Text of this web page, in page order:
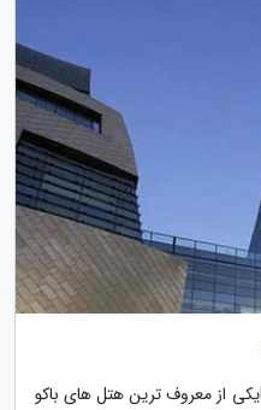
هتل فیرمونت باکو | Fairmont Bakuیکی از معروف ترین هتل های باکو